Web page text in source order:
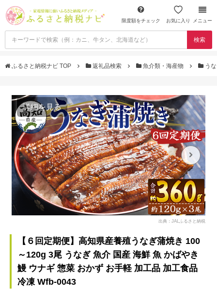
限度額をチェック お気に入り メニュー
検索
ふるさと納税ナビ TOP 返礼品検索 魚介類・海産物 う
詳細を見る
出典：JALふるさと納税
【６回定期便】高知県産養殖うなぎ蒲焼き 100
～120g 3尾 うなぎ 魚介 国産 海鮮 魚 かばやき
鰻 ウナギ 惣菜 おかず お手軽 加工品 加工食品
冷凍 Wfb-0043